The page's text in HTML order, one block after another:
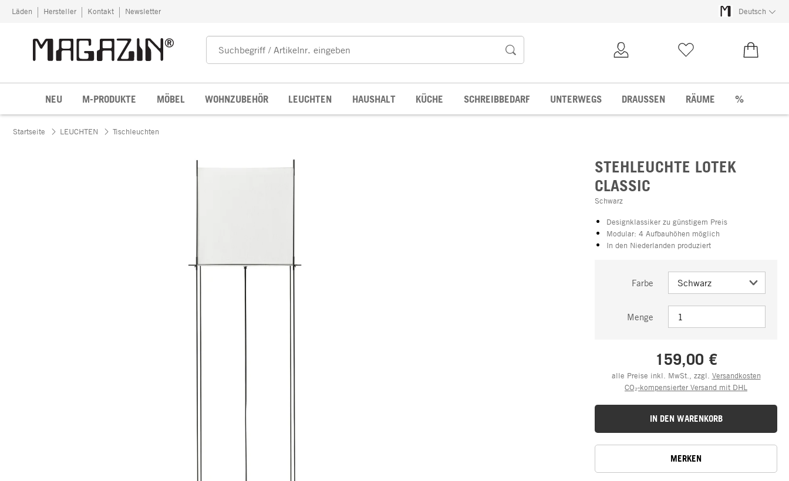
Zum Inhalt springen
Läden Hersteller Kontakt Newsletter Deutsch
NEU M-PRODUKTE MÖBEL WOHNZUBEHÖR LEUCHTEN HAUSHALT KÜCHE SCHREIBBEDARF UNTERWEGS DRAUSSEN RÄUME %
Startseite LEUCHTEN Tischleuchten
STEHLEUCHTE LOTEK
CLASSIC
Schwarz
Designklassiker zu günstigem Preis
Modular: 4 Aufbauhöhen möglich
In den Niederlanden produziert
Farbe
Menge
159,00 €
alle Preise inkl. MwSt., zzgl. Versandkosten
CO₂-kompensierter Versand mit DHL
IN DEN WARENKORB
MERKEN